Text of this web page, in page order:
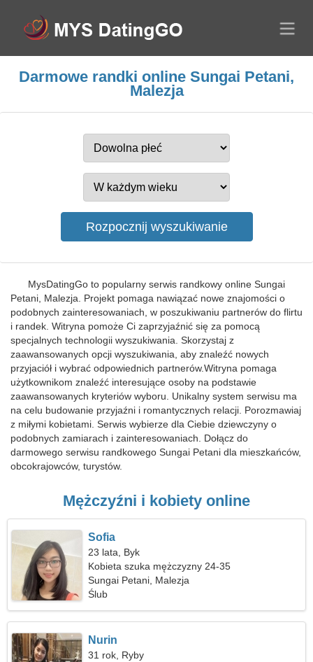
Darmowe randki online Sungai Petani,
Malezja
MysDatingGo to popularny serwis randkowy online Sungai
Petani, Malezja. Projekt pomaga nawiązać nowe znajomości o
podobnych zainteresowaniach, w poszukiwaniu partnerów do flirtu
i randek. Witryna pomoże Ci zaprzyjaźnić się za pomocą
specjalnych technologii wyszukiwania. Skorzystaj z
zaawansowanych opcji wyszukiwania, aby znaleźć nowych
przyjaciół i wybrać odpowiednich partnerów.Witryna pomaga
użytkownikom znaleźć interesujące osoby na podstawie
zaawansowanych kryteriów wyboru. Unikalny system serwisu ma
na celu budowanie przyjaźni i romantycznych relacji. Porozmawiaj
z miłymi kobietami. Serwis wybierze dla Ciebie dziewczyny o
podobnych zamiarach i zainteresowaniach. Dołącz do
darmowego serwisu randkowego Sungai Petani dla mieszkańców,
obcokrajowców, turystów.
Mężczyźni i kobiety online
Sofia
23 lata, Byk
Kobieta szuka mężczyzny 24-35
Sungai Petani, Malezja
Ślub
Nurin
31 rok, Ryby